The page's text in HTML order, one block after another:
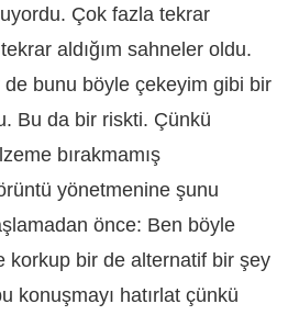
Çok fazla tekrar
aldığım sahneler oldu.
de bunu böyle çekeyim gibi bir
Bu da bir riskti. Çünkü
bırakmamış
yönetmenine şunu
önce: Ben böyle
korkup bir de alternatif bir şey
konuşmayı hatırlat çünkü